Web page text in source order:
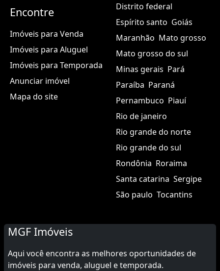
Encontre
Imóveis para Venda
Imóveis para Aluguel
Imóveis para Temporada
Anunciar imóvel
Mapa do site
Distrito federal
Espírito santo Goiás
Maranhão Mato grosso
Mato grosso do sul
Minas gerais Pará
Paraíba Paraná
Pernambuco Piauí
Rio de janeiro
Rio grande do norte
Rio grande do sul
Rondônia Roraima
Santa catarina Sergipe
São paulo Tocantins
MGF Imóveis
Aqui você encontra as melhores oportunidades de
imóveis para venda, aluguel e temporada.